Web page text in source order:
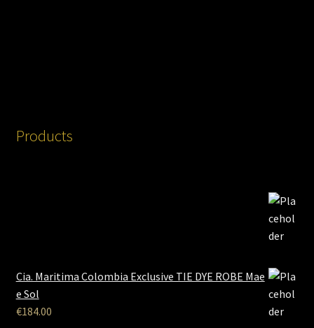
Products
Cia. Maritima Colombia Exclusive TIE DYE ROBE Mae
e Sol
€184.00